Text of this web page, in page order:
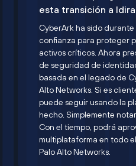
esta transición a
CyberArk ha sido
confianza para proteger
activos críticos. Ahora
de seguridad de
basada en el legado de
Alto Networks. Si es
puede seguir usando la
hecho. Simplemente
Con el tiempo, podrá
multiplataforma en todo
Palo Alto Networks.